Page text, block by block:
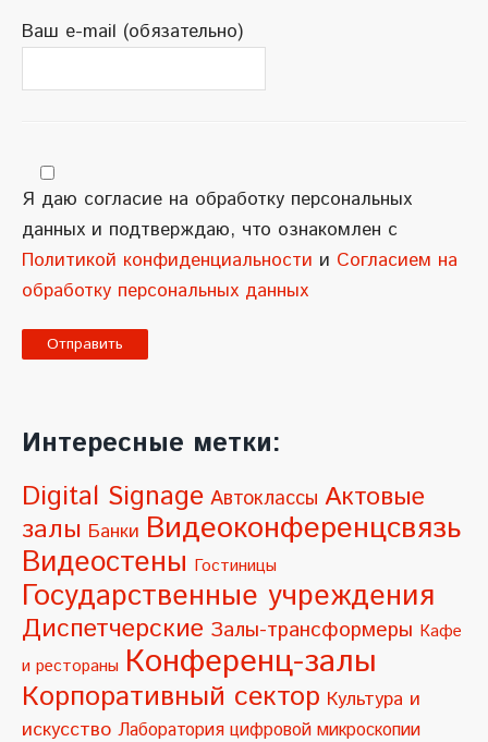
Ваш e-mail (обязательно)
Я даю согласие на обработку персональных
данных и подтверждаю, что ознакомлен с
Политикой конфиденциальности и Согласием на
обработку персональных данных
l
t
e
r
n
a
t
i
v
e
:
Интересные метки:
Digital Signage Автоклассы Актовые
залы Банки Видеоконференцсвязь
Видеостены Гостиницы
Государственные учреждения
Диспетчерские Залы-трансформеры Кафе
и рестораны Конференц-залы
Корпоративный сектор Культура и
искусство Лаборатория цифровой микроскопии